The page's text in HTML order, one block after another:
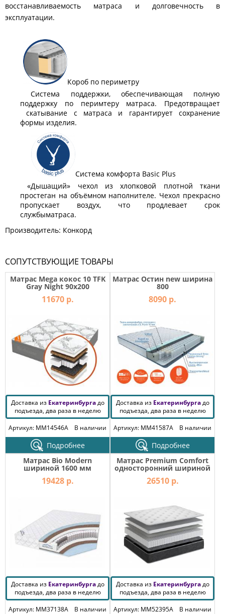
восстанавливаемость матраса и долговечность в
эксплуатации.
Короб по периметру
Система поддержки, обеспечивающая полную
поддержку по перимтеру матраса. Предотвращает
скатывание с матраса и гарантирует сохранение
формы изделия.
Система комфорта Basic Plus
«Дышащий» чехол из хлопковой плотной ткани
простеган на объёмном наполнителе. Чехол прекрасно
пропускает воздух, что продлевает срок
службыматраса.
Производитель: Конкорд
СОПУТСТВУЮЩИЕ ТОВАРЫ
Матрас Mega кокос 10 TFK
Gray Night 90х200
11670 р.
Доставка из Екатеринбургадо
подъезда, два раза в неделю
Артикул: MM14546A
В наличии
Подробнее
Матрас Остин new ширина
800
8090 р.
Доставка из Екатеринбургадо
подъезда, два раза в неделю
Артикул: MM41587A
В наличии
Подробнее
Матрас Bio Modern
шириной 1600 мм
19428 р.
Доставка из Екатеринбургадо
подъезда, два раза в неделю
Артикул: MM37138A
В наличии
Матрас Premium Comfort
односторонний шириной
1600 мм
26510 р.
Доставка из Екатеринбургадо
подъезда, два раза в неделю
Артикул: MM52395A
В наличии